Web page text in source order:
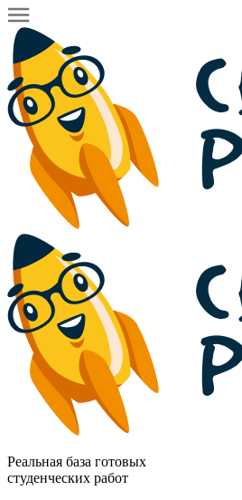
Реальная база готовых
студенческих работ